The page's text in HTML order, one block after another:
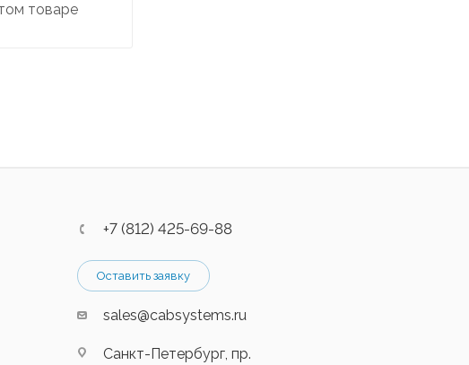
товаре
+7 (812) 425-69-88
Оставить заявку
sales@cabsystems.ru
Санкт-Петербург, пр.